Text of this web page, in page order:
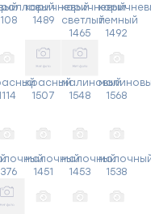
коричневый
1489
коричневый
светлый
1465
темный
1492
красный
1507
малиновый
1548
1568
молочный
1451
молочный
1453
1538